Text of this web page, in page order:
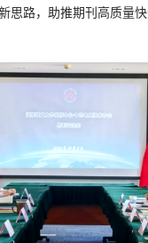
思路，助推期刊高质量快